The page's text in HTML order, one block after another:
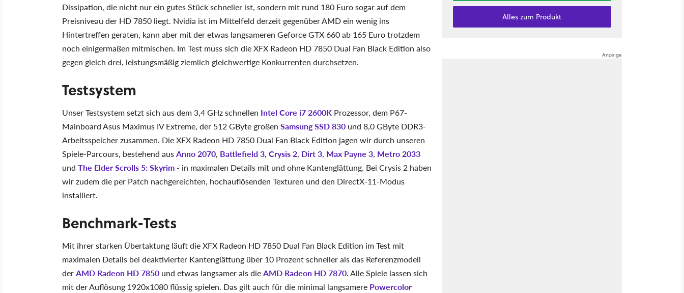
Dissipation, die nicht nur ein gutes Stück schneller ist, sondern mit rund 180 Euro sogar auf dem
Preisniveau der HD 7850 liegt. Nvidia ist im Mittelfeld derzeit gegenüber AMD ein wenig ins
Hintertreffen geraten, kann aber mit der etwas langsameren Geforce GTX 660 ab 165 Euro trotzdem
noch einigermaßen mitmischen. Im Test muss sich die XFX Radeon HD 7850 Dual Fan Black Edition also
gegen gleich drei, leistungsmäßig ziemlich gleichwertige Konkurrenten durchsetzen.
Testsystem
Unser Testsystem setzt sich aus dem 3,4 GHz schnellen Intel Core i7 2600K Prozessor, dem P67-
Mainboard Asus Maximus IV Extreme, der 512 GByte großen Samsung SSD 830 und 8,0 GByte DDR3-
Arbeitsspeicher zusammen. Die XFX Radeon HD 7850 Dual Fan Black Edition jagen wir durch unseren
Spiele-Parcours, bestehend ausAnno 2070, Battlefield 3, Crysis 2, Dirt 3, Max Payne 3, Metro 2033
und The Elder Scrolls 5: Skyrim - in maximalen Details mit und ohne Kantenglättung. Bei Crysis 2 haben
wir zudem die per Patch nachgereichten, hochauflösenden Texturen und den DirectX-11-Modus
installiert.
Benchmark-Tests
Mit ihrer starken Übertaktung läuft die XFX Radeon HD 7850 Dual Fan Black Edition im Test mit
maximalen Details bei deaktivierter Kantenglättung über 10 Prozent schneller als das Referenzmodell
derAMD Radeon HD 7850 und etwas langsamer als dieAMD Radeon HD 7870. Alle Spiele lassen sich
mit der Auflösung 1920x1080 flüssig spielen. Das gilt auch für die minimal langsamere Powercolor
Alles zum Produkt